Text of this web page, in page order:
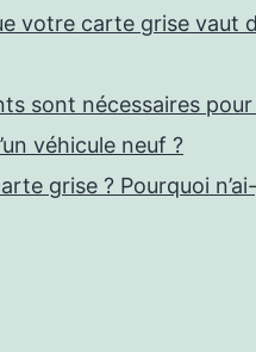
votre carte grise vaut
sont nécessaires
véhicule neuf ?
grise ? Pourquoi